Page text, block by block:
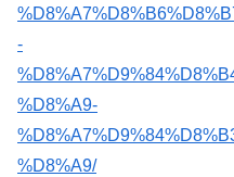
-
%D8%A9-
%D8%A9/